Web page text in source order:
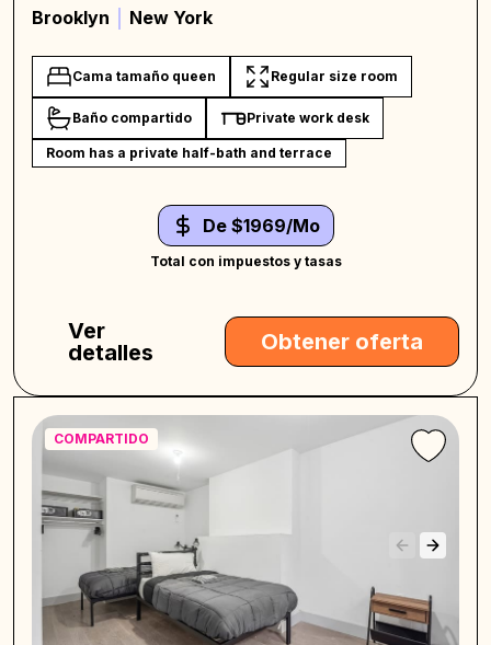
Brooklyn New York
Cama tamaño queen Regular size room
Baño compartido Private work desk
Room has a private half-bath and terrace
De $1969/Mo
Total con impuestos y tasas
Ver
detalles
Obtener oferta
COMPARTIDO